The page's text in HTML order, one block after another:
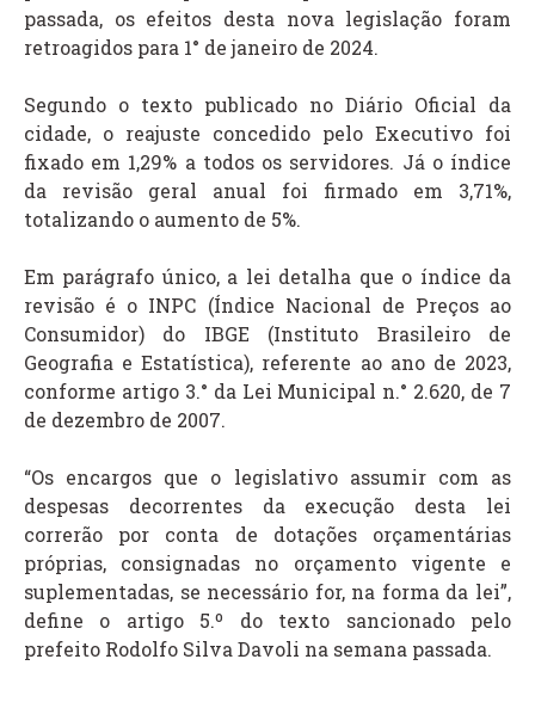
passada, os efeitos desta nova legislação foram
retroagidos para 1° de janeiro de 2024.
Segundo o texto publicado no Diário Oficial da
cidade, o reajuste concedido pelo Executivo foi
fixado em 1,29% a todos os servidores. Já o índice
da revisão geral anual foi firmado em 3,71%,
totalizando o aumento de 5%.
Em parágrafo único, a lei detalha que o índice da
revisão é o INPC (Índice Nacional de Preços ao
Consumidor) do IBGE (Instituto Brasileiro de
Geografia e Estatística), referente ao ano de 2023,
conforme artigo 3.° da Lei Municipal n.° 2.620, de 7
de dezembro de 2007.
“Os encargos que o legislativo assumir com as
despesas decorrentes da execução desta lei
correrão por conta de dotações orçamentárias
próprias, consignadas no orçamento vigente e
suplementadas, se necessário for, na forma da lei”,
define o artigo 5.º do texto sancionado pelo
prefeito Rodolfo Silva Davoli na semana passada.